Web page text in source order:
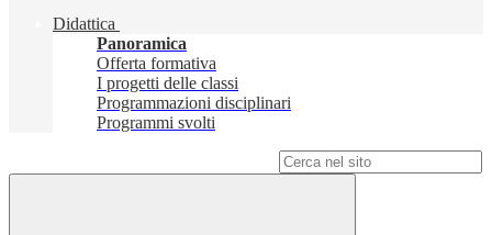
Didattica
Panoramica
Offerta formativa
I progetti delle classi
Programmazioni disciplinari
Programmi svolti